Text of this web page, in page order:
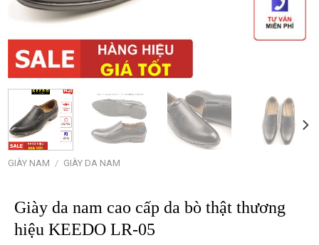
GIÀY NAM / GIÀY DA NAM
Giày da nam cao cấp da bò thật thương
hiệu KEEDO LR-05